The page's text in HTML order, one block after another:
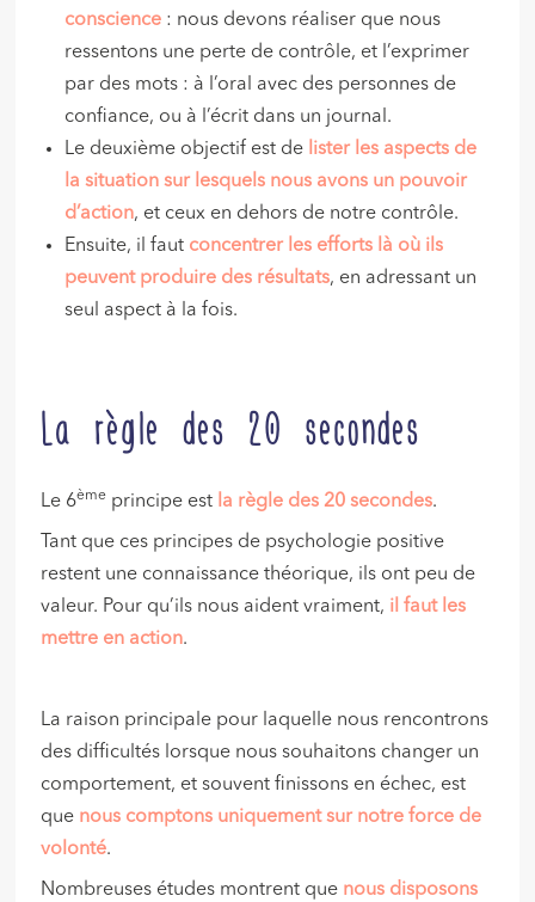
conscience : nous devons réaliser que nous
ressentons une perte de contrôle, et l’exprimer
par des mots : à l’oral avec des personnes de
confiance, ou à l’écrit dans un journal.
Le deuxième objectif est de lister les aspects de
la situation sur lesquels nous avons un pouvoir
d’action, et ceux en dehors de notre contrôle.
Ensuite, il faut concentrer les efforts là où ils
peuvent produire des résultats, en adressant un
seul aspect à la fois.
La règle des 20 secondes
Le 6ème principe est la règle des 20 secondes.
Tant que ces principes de psychologie positive
restent une connaissance théorique, ils ont peu de
valeur. Pour qu’ils nous aident vraiment, il faut les
mettre en action.
La raison principale pour laquelle nous rencontrons
des difficultés lorsque nous souhaitons changer un
comportement, et souvent finissons en échec, est
que nous comptons uniquement sur notre force de
volonté.
Nombreuses études montrent que nous disposons